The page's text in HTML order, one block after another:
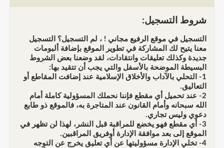
شروط التسجيل:
التسجيل في موقع الرفيع مجاني ! ، لم التسجيل؟ التسجيل
معنا يتيح لك المشاركة في تطوير الموقع بإضافة ألبومات
جديدة وكذلك تعليقات وانتقادات، لقد وضعنا بعض الشروط
البسيطة الموضحة بالأسفل والتي يجب أن تتقيد بها:
1- التحلي بالآداب والأخلاق الإسلامية عند إضافت المقاطع أو
التعاليق.
2- عند تحميل أي مقطع فإننا نحملك المسؤولية كاملة أمام
الله سبحانه وأمام القانون عند المتاجرة به، فالموقع ذو طابع
دعوي وليس تجاري.
3- أي مقطع فهو يخضع للمراقبة قبل النشر، لهذا لن تظهر في
الموقع إلى بعد موافقة الإدارة أوفريق المراقبين.
4- تخلي الإدارة مسؤوليتها عن أي تعليق يخرج عن التوجه